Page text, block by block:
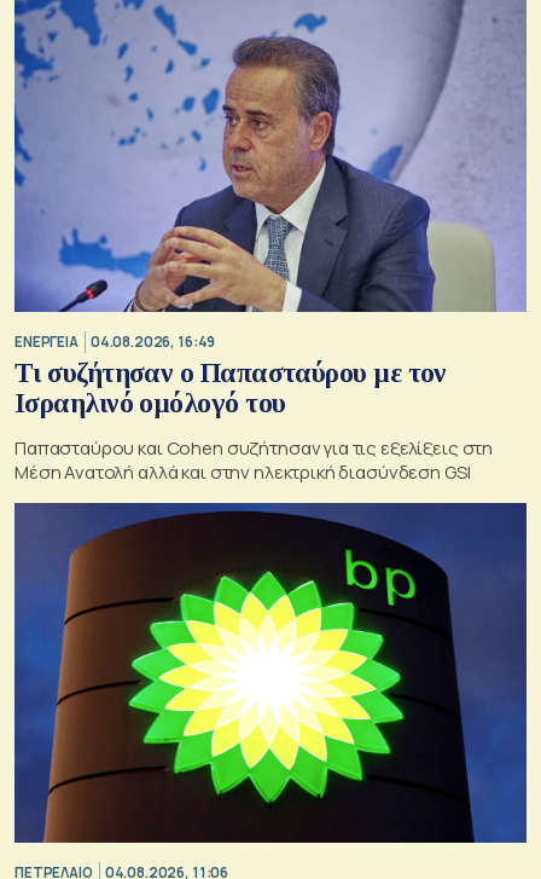
ΕΝΕΡΓΕΙΑ 04.08.2026, 16:49
Τι συζήτησαν ο Παπασταύρου με τον
Ισραηλινό ομόλογό του
Παπασταύρου και Cohen συζήτησαν για τις εξελίξεις στη
Μέση Ανατολή αλλά και στην ηλεκτρική διασύνδεση GSI
ΠΕΤΡΕΛΑΙΟ 04.08.2026, 11:06